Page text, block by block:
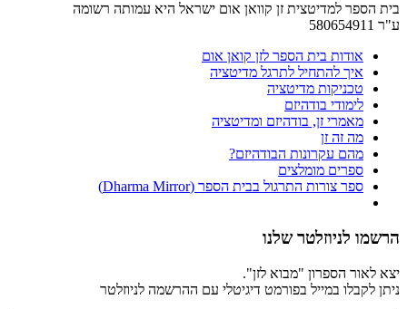
בית הספר למדיטצית זן קוואן אום ישראל היא עמותה רשומה
ע"ר 580654911
אודות בית הספר לזן קואן אום
איך להתחיל לתרגל מדיטציה
טכניקות מדיטציה
לימודי בודהיזם
מאמרי זן, בודהיזם ומדיטציה
מה זה זן
מהם עקרונות הבודהיזם?
ספרים מומלצים
ספר צורות התרגול בבית הספר (Dharma Mirror)
הרשמו לניוזלטר שלנו
יצא לאור הספרון "מבוא לזן".
ניתן לקבלו במייל בפורמט דיגיטלי עם ההרשמה לניוזלטר